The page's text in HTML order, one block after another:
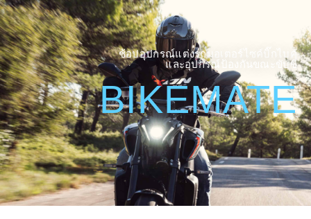
ช้อปอุปกรณ์แต่งรถมอเตอร์ไซค์บิ๊กไบค์
และอุปกรณ์ป้องกันขณะขับขี่
BIKEMATE